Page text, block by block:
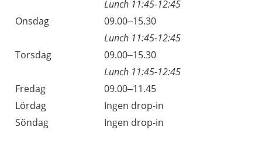
Lunch 11:45-12:45
Onsdag
09.00–15.30
Lunch 11:45-12:45
Torsdag
09.00–15.30
Lunch 11:45-12:45
Fredag
09.00–11.45
Lördag
Ingen drop-in
Söndag
Ingen drop-in